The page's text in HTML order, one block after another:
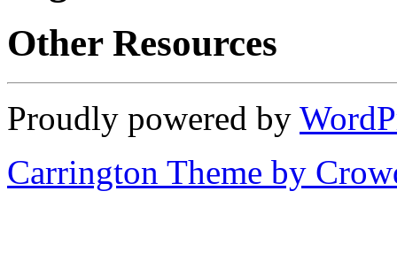
Other Resources
Proudly powered by
Carrington Theme by